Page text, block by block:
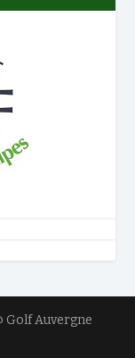
Golf Auvergne